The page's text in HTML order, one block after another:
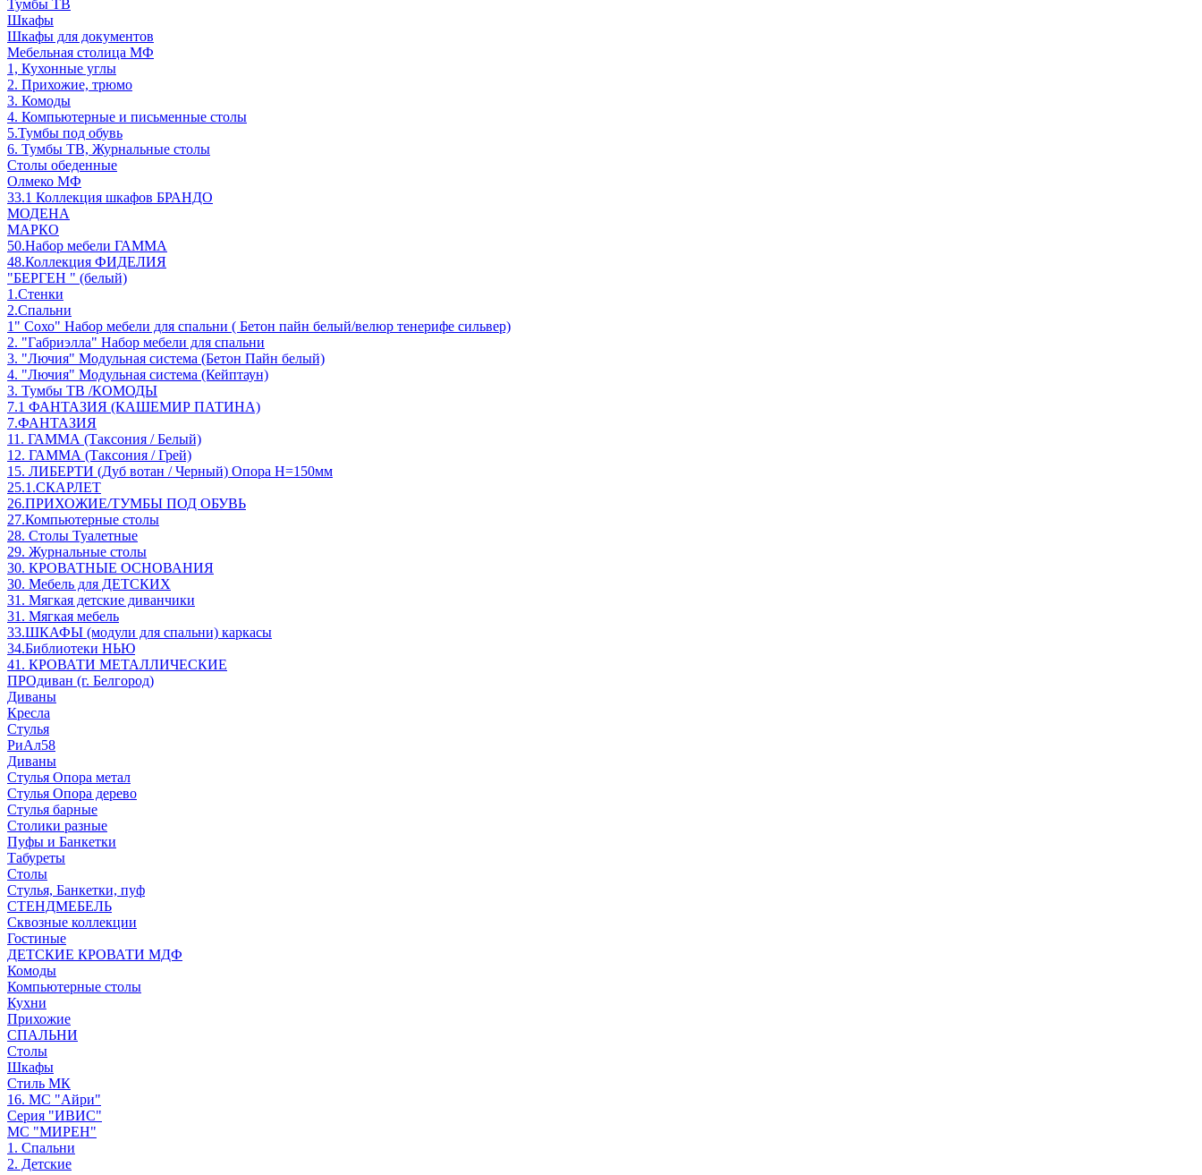
Тумбы ТВ
Шкафы
Шкафы для документов
Мебельная столица МФ
1, Кухонные углы
2. Прихожие, трюмо
3. Комоды
4. Компьютерные и письменные столы
5.Тумбы под обувь
6. Тумбы ТВ, Журнальные столы
Столы обеденные
Олмеко МФ
33.1 Коллекция шкафов БРАНДО
МОДЕНА
МАРКО
50.Набор мебели ГАММА
48.Коллекция ФИДЕЛИЯ
"БЕРГЕН " (белый)
1.Стенки
2.Спальни
1" Сохо" Набор мебели для спальни ( Бетон пайн белый/велюр тенерифе сильвер)
2. "Габриэлла" Набор мебели для спальни
3. "Лючия" Модульная система (Бетон Пайн белый)
4. "Лючия" Модульная система (Кейптаун)
3. Тумбы ТВ /КОМОДЫ
7.1 ФАНТАЗИЯ (КАШЕМИР ПАТИНА)
7.ФАНТАЗИЯ
11. ГАММА (Таксония / Белый)
12. ГАММА (Таксония / Грей)
15. ЛИБЕРТИ (Дуб вотан / Черный) Опора Н=150мм
25.1.СКАРЛЕТ
26.ПРИХОЖИЕ/ТУМБЫ ПОД ОБУВЬ
27.Компьютерные столы
28. Столы Туалетные
29. Журнальные столы
30. КРОВАТНЫЕ ОСНОВАНИЯ
30. Мебель для ДЕТСКИХ
31. Мягкая детские диванчики
31. Мягкая мебель
33.ШКАФЫ (модули для спальни) каркасы
34.Библиотеки НЬЮ
41. КРОВАТИ МЕТАЛЛИЧЕСКИЕ
ПРОдиван (г. Белгород)
Диваны
Кресла
Стулья
РиАл58
Диваны
Стулья Опора метал
Стулья Опора дерево
Стулья барные
Столики разные
Пуфы и Банкетки
Табуреты
Столы
Стулья, Банкетки, пуф
СТЕНДМЕБЕЛЬ
Сквозные коллекции
Гостиные
ДЕТСКИЕ КРОВАТИ МДФ
Комоды
Компьютерные столы
Кухни
Прихожие
СПАЛЬНИ
Столы
Шкафы
Стиль МК
16. МС "Айри"
Серия "ИВИС"
МС "МИРЕН"
1. Спальни
2. Детские